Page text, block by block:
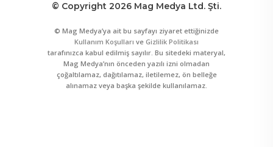
© Copyright 2026 Mag Medya Ltd. Şti.
© Mag Medya’ya ait bu sayfayı ziyaret ettiğinizde
Kullanım Koşulları ve Gizlilik Politikası
tarafınızca kabul edilmiş sayılır. Bu sitedeki materyal,
Mag Medya’nın önceden yazılı izni olmadan
çoğaltılamaz, dağıtılamaz, iletilemez, ön belleğe
alınamaz veya başka şekilde kullanılamaz.